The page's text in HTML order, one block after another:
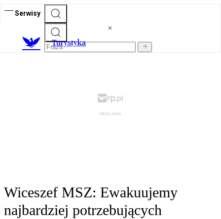
Serwisy
Turystyka
Wiceszef MSZ: Ewakuujemy
najbardziej potrzebujących